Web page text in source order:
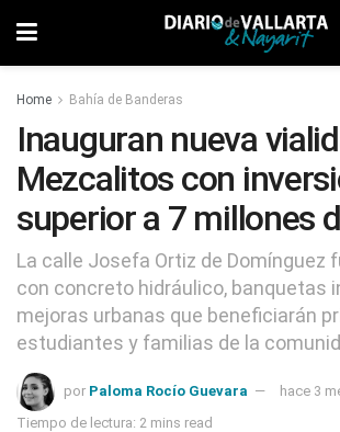
Home Bahía de Banderas
Inauguran nueva
Mezcalitos con
superior a 7 millones
La calle Josefa Ortiz de Domínguez
con concreto hidráulico, banquetas
mejoras urbanas que beneficiarán
estudiantes y familias de la
por Paloma Rocío Guevara
hace 3
Tiempo de lectura: 2 mins read